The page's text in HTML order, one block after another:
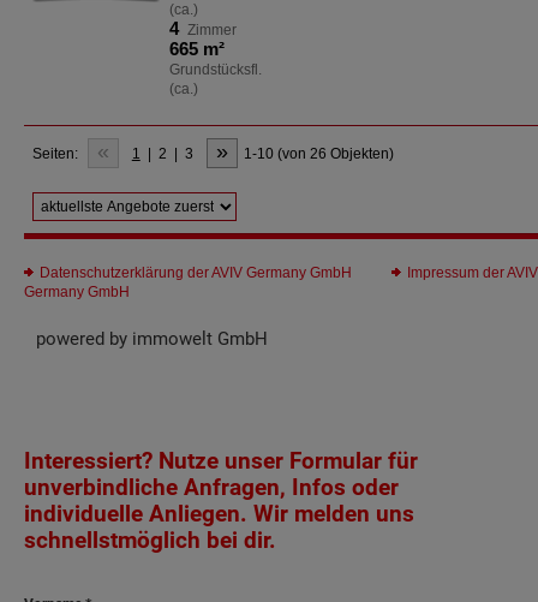
(ca.)
4 Zimmer
665 m²
Grundstücksfl.
(ca.)
Seiten: « 1 2 3 » 1-10 (von 26 Objekten)
Datenschutzerklärung der AVIV Germany GmbH
Impressum der AVIV
Germany GmbH
powered by immowelt GmbH
Interessiert? Nutze unser Formular für
unverbindliche Anfragen, Infos oder
individuelle Anliegen. Wir melden uns
schnellstmöglich bei dir.